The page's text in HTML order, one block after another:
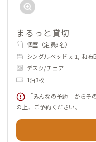
まるっと貸切
個室（定員3名）
シングルベッド x 1, 和布
デスク/チェア
1泊3枚
「みんなの予約」から
の上、ご予約ください。